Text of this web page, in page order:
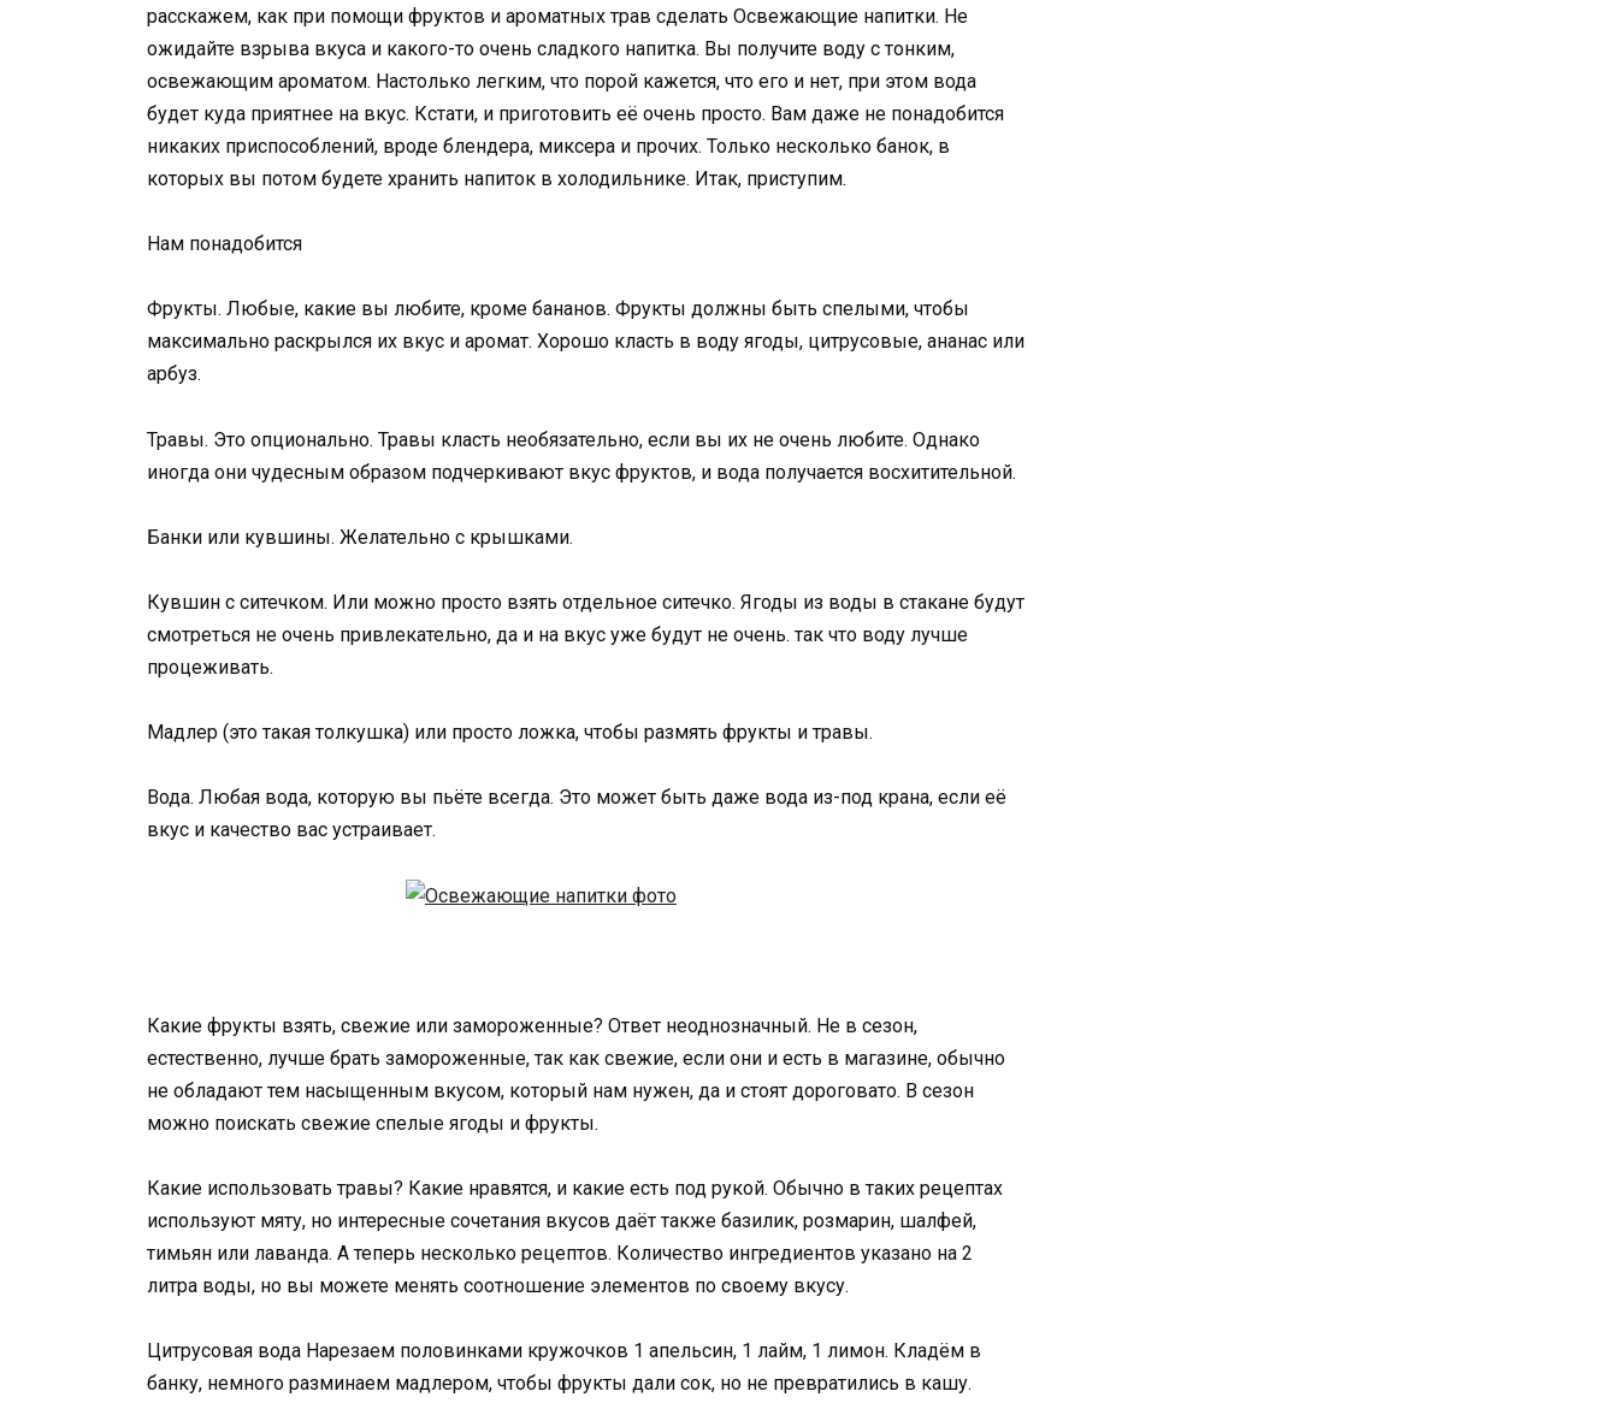
расскажем, как при помощи фруктов и ароматных трав сделать Освежающие напитки. Не
ожидайте взрыва вкуса и какого-то очень сладкого напитка. Вы получите воду с тонким,
освежающим ароматом. Настолько легким, что порой кажется, что его и нет, при этом вода
будет куда приятнее на вкус. Кстати, и приготовить её очень просто. Вам даже не понадобится
никаких приспособлений, вроде блендера, миксера и прочих. Только несколько банок, в
которых вы потом будете хранить напиток в холодильнике. Итак, приступим.
Нам понадобится
Фрукты. Любые, какие вы любите, кроме бананов. Фрукты должны быть спелыми, чтобы
максимально раскрылся их вкус и аромат. Хорошо класть в воду ягоды, цитрусовые, ананас или
арбуз.
Травы. Это опционально. Травы класть необязательно, если вы их не очень любите. Однако
иногда они чудесным образом подчеркивают вкус фруктов, и вода получается восхитительной.
Банки или кувшины. Желательно с крышками.
Кувшин с ситечком. Или можно просто взять отдельное ситечко. Ягоды из воды в стакане будут
смотреться не очень привлекательно, да и на вкус уже будут не очень. так что воду лучше
процеживать.
Мадлер (это такая толкушка) или просто ложка, чтобы размять фрукты и травы.
Вода. Любая вода, которую вы пьёте всегда. Это может быть даже вода из-под крана, если её
вкус и качество вас устраивает.
Какие фрукты взять, свежие или замороженные? Ответ неоднозначный. Не в сезон,
естественно, лучше брать замороженные, так как свежие, если они и есть в магазине, обычно
не обладают тем насыщенным вкусом, который нам нужен, да и стоят дороговато. В сезон
можно поискать свежие спелые ягоды и фрукты.
Какие использовать травы? Какие нравятся, и какие есть под рукой. Обычно в таких рецептах
используют мяту, но интересные сочетания вкусов даёт также базилик, розмарин, шалфей,
тимьян или лаванда. А теперь несколько рецептов. Количество ингредиентов указано на 2
литра воды, но вы можете менять соотношение элементов по своему вкусу.
Цитрусовая вода Нарезаем половинками кружочков 1 апельсин, 1 лайм, 1 лимон. Кладём в
банку, немного разминаем мадлером, чтобы фрукты дали сок, но не превратились в кашу.